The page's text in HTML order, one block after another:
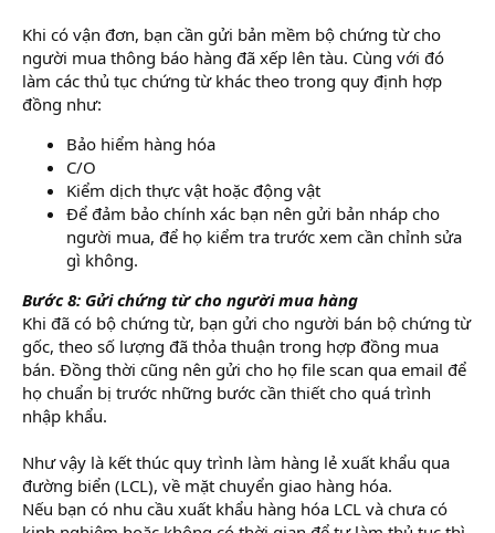
Khi có vận đơn, bạn cần gửi bản mềm bộ chứng từ cho
người mua thông báo hàng đã xếp lên tàu. Cùng với đó
làm các thủ tục chứng từ khác theo trong quy định hợp
đồng như:
Bảo hiểm hàng hóa
C/O
Kiểm dịch thực vật hoặc động vật
Để đảm bảo chính xác bạn nên gửi bản nháp cho
người mua, để họ kiểm tra trước xem cần chỉnh sửa
gì không.
Bước 8: Gửi chứng từ cho người mua hàng
Khi đã có bộ chứng từ, bạn gửi cho người bán bộ chứng từ
gốc, theo số lượng đã thỏa thuận trong hợp đồng mua
bán. Đồng thời cũng nên gửi cho họ file scan qua email để
họ chuẩn bị trước những bước cần thiết cho quá trình
nhập khẩu.
Như vậy là kết thúc quy trình làm hàng lẻ xuất khẩu qua
đường biển (LCL), về mặt chuyển giao hàng hóa.
Nếu bạn có nhu cầu xuất khẩu hàng hóa LCL và chưa có